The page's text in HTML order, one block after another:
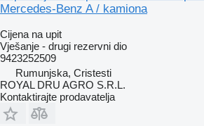
Mercedes-Benz A / kamiona
Cijena na upit
Vješanje - drugi rezervni dio
9423252509
Rumunjska, Cristesti
ROYAL DRU AGRO S.R.L.
Kontaktirajte prodavatelja